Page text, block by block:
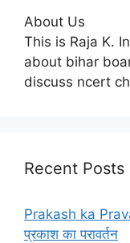
About Us
This is Raja K.
about bihar
discuss ncert
Recent Posts
Prakash ka
प्रकाश का परावर्तन